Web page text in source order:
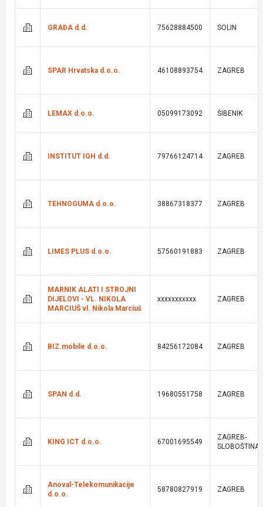
GRAĐA d.d. 75628884500 SOLIN
SPAR Hrvatska d.o.o. 46108893754 ZAGREB
LEMAX d.o.o. 05099173092 ŠIBENIK
INSTITUT IGH d.d. 79766124714 ZAGREB
TEHNOGUMA d.o.o. 38867318377 ZAGREB
LIMES PLUS d.o.o. 57560191883 ZAGREB
MARNIK ALATI I STROJNI
DIJELOVI - VL. NIKOLA
MARCIUŠ vl. Nikola Marciuš
xxxxxxxxxxx ZAGREB
BIZ.mobile d.o.o. 84256172084 ZAGREB
SPAN d.d. 19680551758 ZAGREB
KING ICT d.o.o. 67001695549
ZAGREB-
SLOBOŠTINA
Anoval-Telekomunikacije
d.o.o.
58780827919 ZAGREB